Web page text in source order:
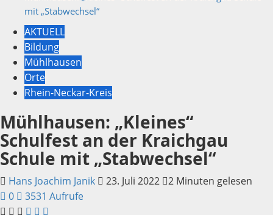
mit „Stabwechsel“
AKTUELL
Bildung
Mühlhausen
Orte
Rhein-Neckar-Kreis
Mühlhausen: „Kleines“
Schulfest an der Kraichgau
Schule mit „Stabwechsel“
Hans Joachim Janik 23. Juli 2022
2 Minuten gelesen
0
3531 Aufrufe